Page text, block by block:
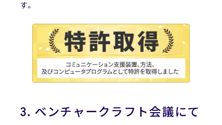
す。
3. ベンチャークラフト会議にて